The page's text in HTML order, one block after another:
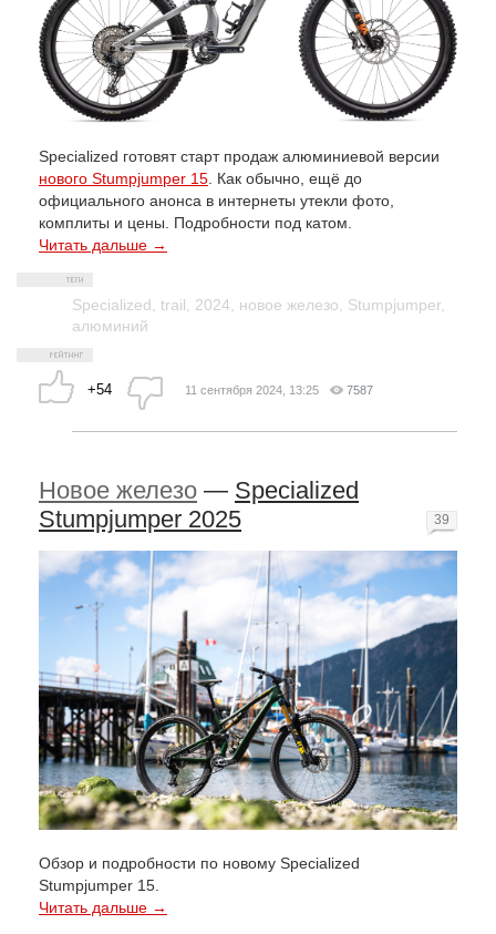
Specialized готовят старт продаж алюминиевой версии
нового Stumpjumper 15 . Как обычно, ещё до
официального анонса в интернеты утекли фото,
комплиты и цены. Подробности под катом.
Читать дальше →
Specialized trail 2024 новое железо Stumpjumper
алюминий
+54 11 сентября 2024, 13:25 7587
Новое железо — Specialized
Stumpjumper 2025
Обзор и подробности по новому Specialized
Stumpjumper 15.
Читать дальше →
39